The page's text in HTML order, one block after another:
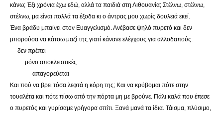
κάνω; Έξι χρόνια έχω εδώ, αλλά τα παιδιά στη Λιθουανία; Στέλνω, στέλνω,
στέλνω, μα είναι πολλά τα έξοδα κι ο άντρας μου χωρίς δουλειά εκεί.
Ένα βράδυ μπαίνει στον Ευαγγελισμό. Ανέβασε ψηλό πυρετό και δεν
μπορούσα να κάτσω μαζί της γιατί κάνανε ελέγχους για αλλοδαπούς.
δεν πρέπει
μόνο αποκλειστικές
απαγορεύεται
Και πού να βρει τόσα λεφτά η κόρη της; Και να κρύβομαι πότε στην
τουαλέτα και πότε πίσω από την πόρτα μη με βρούνε. Πάλι καλά που έπεσε
ο πυρετός και γυρίσαμε γρήγορα σπίτι. Ξανά μανά τα ίδια. Τάισμα, πλύσιμο,